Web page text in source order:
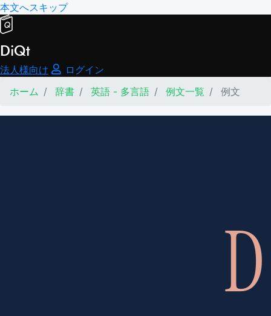
本文へスキップ
DiQt
法人様向け
ログイン
ホーム
辞書 英語 - 多言語 例文一覧 例文